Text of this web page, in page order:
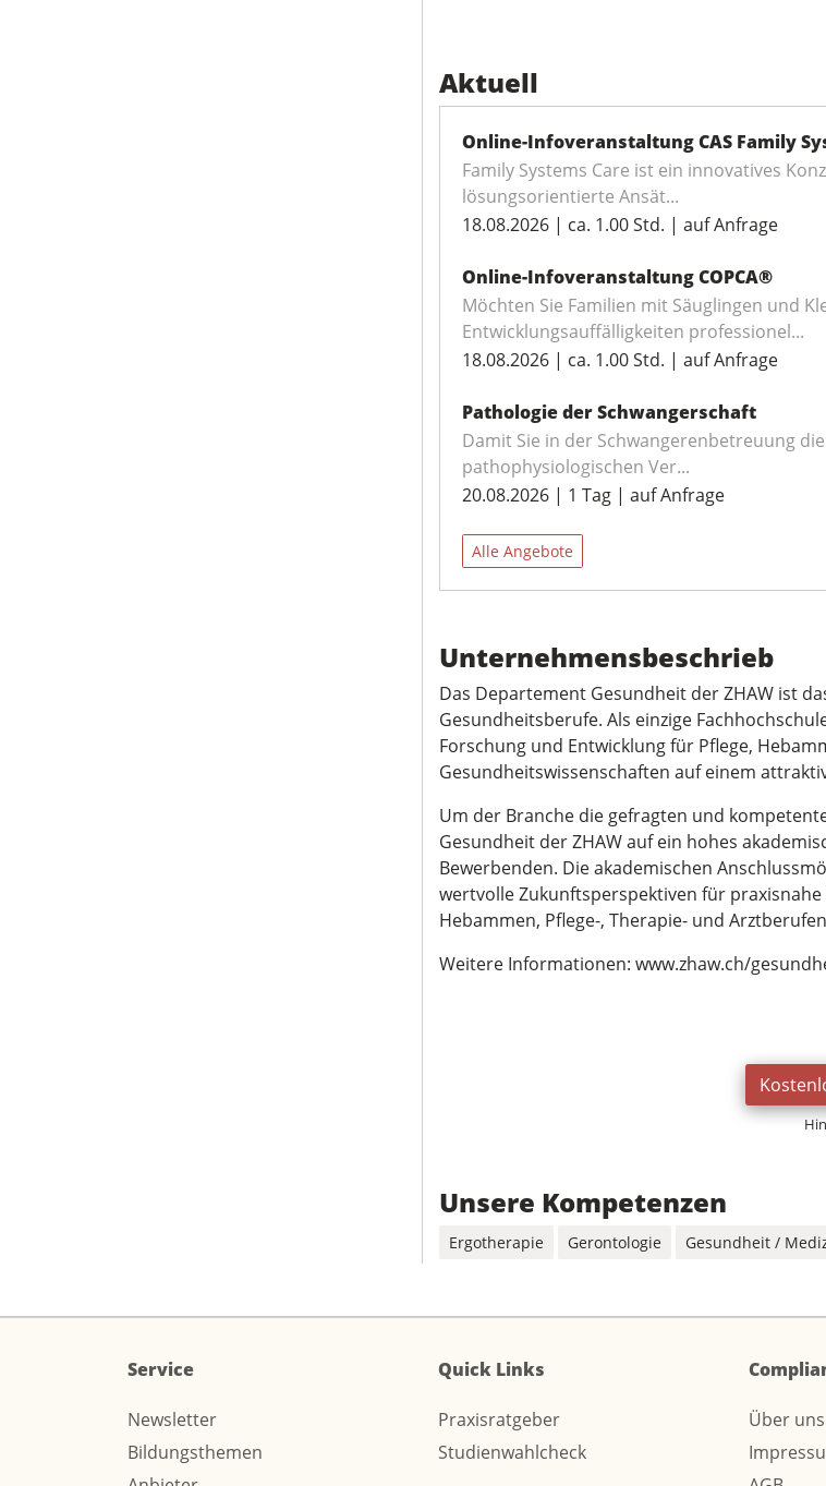
Aktuell
Online-Infoveranstaltung CAS Family
Family Systems Care ist ein innovatives
lösungsorientierte Ansät...
18.08.2026 | ca. 1.00 Std. | auf Anfrage
Online-Infoveranstaltung COPCA®
Möchten Sie Familien mit Säuglingen und
Entwicklungsauffälligkeiten professionel...
18.08.2026 | ca. 1.00 Std. | auf Anfrage
Pathologie der Schwangerschaft
Damit Sie in der Schwangerenbetreuung
pathophysiologischen Ver...
20.08.2026 | 1 Tag | auf Anfrage
Alle Angebote
Unternehmensbeschrieb
Das Departement Gesundheit der ZHAW ist
Gesundheitsberufe. Als einzige
Forschung und Entwicklung für Pflege,
Gesundheitswissenschaften auf einem
Um der Branche die gefragten und
Gesundheit der ZHAW auf ein hohes
Bewerbenden. Die akademischen
wertvolle Zukunftsperspektiven für
Hebammen, Pflege-, Therapie- und
Weitere Informationen: www.zhaw.ch/
Unsere Kompetenzen
Ergotherapie Gerontologie Gesundheit /
Service
Newsletter
Bildungsthemen
Quick Links
Praxisratgeber
Studienwahlcheck
Über uns